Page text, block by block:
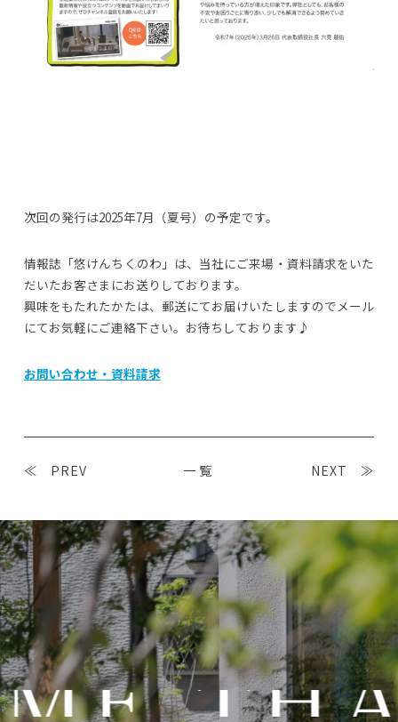
次回の発行は2025年7月（夏号）の予定です。
情報誌「悠けんちくのわ」は、当社にご来場・資料請求をいた
だいたお客さまにお送りしております。
興味をもたれたかたは、郵送にてお届けいたしますのでメール
にてお気軽にご連絡下さい。お待ちしております♪
お問い合わせ・資料請求
≪ PREV 一覧 NEXT ≫